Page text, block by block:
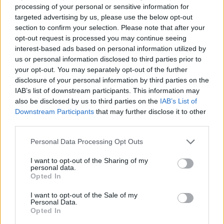
processing of your personal or sensitive information for
targeted advertising by us, please use the below opt-out
section to confirm your selection. Please note that after your
opt-out request is processed you may continue seeing
interest-based ads based on personal information utilized by
us or personal information disclosed to third parties prior to
your opt-out. You may separately opt-out of the further
disclosure of your personal information by third parties on the
IAB’s list of downstream participants. This information may
also be disclosed by us to third parties on the IAB’s List of
Downstream Participants that may further disclose it to other
Please note that this website/app uses one or more Google
not limited to your visit or usage behaviour. You may click to
grant or deny consent to Google and its third-party tags to
use your data for below specified purposes in below Google
consent section.
Personal Data Processing Opt Outs
I want to opt-out of the Sharing of my
personal data.
Opted In
I want to opt-out of the Sale of my
Personal Data.
Opted In
CODNK-RM, qui leur a permis d'identifier des
combinaisons de métabolites propres aux
participants à l'étude qui ont développé la maladie de
Parkinson. Ensuite, sur la base de ces seules
combinaisons, ils ont identifié jusqu'à 96 % des
personnes ayant développé la maladie sur une
période de 15 ans.
84,3 % des cas
à partir d'échantillons de
sébum de la peau.
Cet outil va changer la donne dans le diagnostic de